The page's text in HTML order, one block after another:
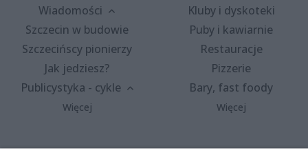
Wiadomości
Szczecin w budowie
Szczecińscy pionierzy
Jak jedziesz?
Publicystyka - cykle
Więcej
Kluby i dyskoteki
Puby i kawiarnie
Restauracje
Pizzerie
Bary, fast foody
Więcej